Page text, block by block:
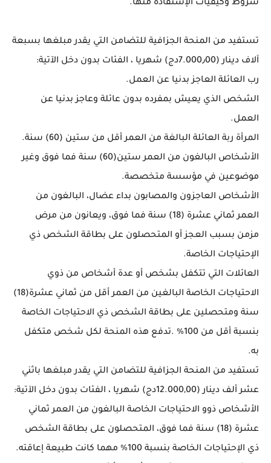
شروط وكيفيات الإستفادة منها.
تستفيد من المنحة الجزافية للتضامن التي يقدر مبلغها بسبعة
آلاف دينار (7.000٫00دج) شهريا ، الفئات بدون دخل الآتية:
رب العائلة العاجز بدنيا عن العمل.
الشخص الذي يعيش بمفرده بدون عائلة وعاجز بدنيا عن
العمل.
المرأة ربة العائلة البالغة من العمر أقل من ستين (60) سنة.
الأشخاص البالغون من العمر ستين(60) سنة فما فوق وغير
موضوعين في مؤسسة متخصصة.
الأشخاص العاجزون والمصابون بداء عضال، البالغون من
العمر ثماني عشرة (18) سنة فما فوق، ويعانون من مرض
مزمن بسبب العجز أو المتحصلون على بطاقة الشخص ذي
الإحتياجات الخاصة.
العائلات التي تتكفل بشخص أو عدة أشخاص من ذوي
الاحتياجات الخاصة البالغين من العمر أقل من ثماني عشرة(18)
سنة ومتحصلين على بطاقة الشخص ذي الاحتياجات الخاصة
بنسبة أقل من 100% .تدفع هذه المنحة لكل شخص متكفل
به.
تستفيد من المنحة الجزافية للتضامن التي يقدر مبلغها باثني
عشر ألف دينار (12.000,00دج) شهريا ، الفئات بدون دخل الآتية:
الأشخاص ذوو الاحتياجات الخاصة البالغون من العمر ثماني
عشرة (18) سنة فما فوق، المتحصلون على بطاقة الشخص
ذي الإحتياجات الخاصة بنسبة 100% مهما كانت طبيعة إعاقته.